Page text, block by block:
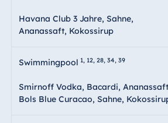
Havana Club 3 Jahre, Sahne,
Ananassaft, Kokossirup
Swimmingpool 1, 12, 28, 34, 39
Smirnoff Vodka, Bacardi,
Bols Blue Curacao, Sahne,